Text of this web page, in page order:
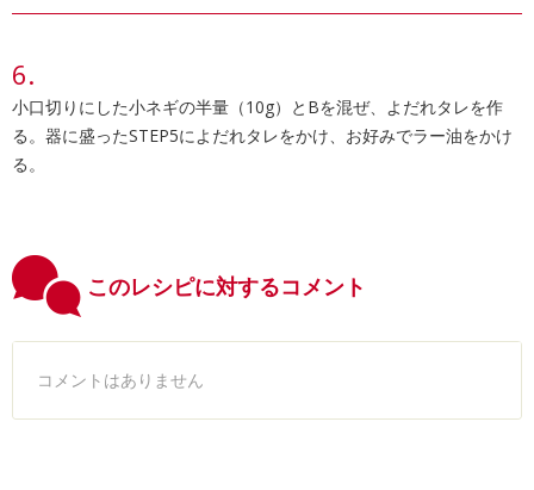
小口切りにした小ネギの半量（10g）とBを混ぜ、よだれタレを作
る。器に盛ったSTEP5によだれタレをかけ、お好みでラー油をかけ
る。
このレシピに対するコメント
コメントはありません